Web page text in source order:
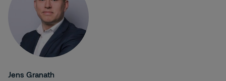
Jens Granath